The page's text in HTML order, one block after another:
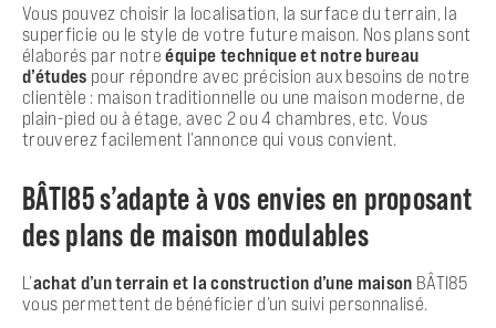
Vous pouvez choisir la localisation, la surface du terrain, la
superficie ou le style de votre future maison. Nos plans sont
élaborés par notreéquipe technique et notre bureau
d’études pour répondre avec précision aux besoins de notre
clientèle : maison traditionnelle ou une maison moderne, de
plain-pied ou à étage, avec 2 ou 4 chambres, etc. Vous
trouverez facilement l’annonce qui vous convient.
BÂTI85 s’adapte à vos envies en proposant
des plans de maison modulables
L’achat d’un terrain et la construction d’une maison BÂTI85
vous permettent de bénéficier d’un suivi personnalisé.